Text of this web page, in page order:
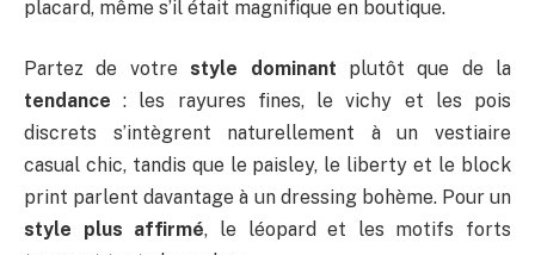
placard, même s’il était magnifique en boutique.
Partez de votrestyle dominant plutôt que de la
tendance: les rayures fines, le vichy et les pois
discrets s’intègrent naturellement à un vestiaire
casual chic, tandis que le paisley, le liberty et le block
print parlent davantage à un dressing bohème. Pour un
style plus affirmé, le léopard et les motifs forts